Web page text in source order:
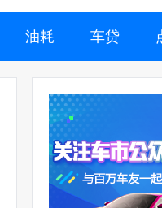
油耗 车贷